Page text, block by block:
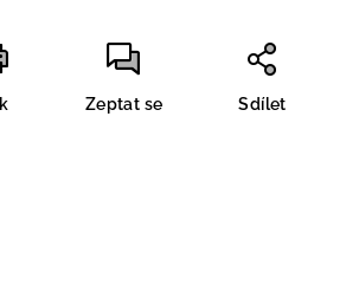
Zeptat se Sdílet